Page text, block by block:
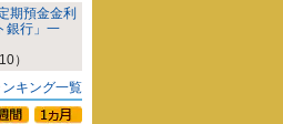
期預金金利
銀行」一
）
キング一覧